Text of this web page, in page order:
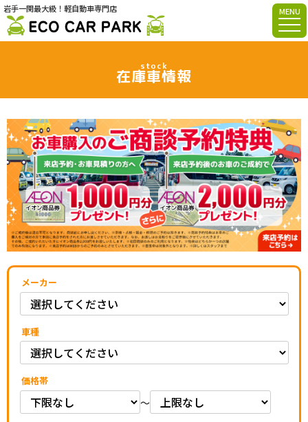
岩手一関最大級！軽自動車専門店 MENU
stock
在庫車情報
メーカー
車種
価格帯
～